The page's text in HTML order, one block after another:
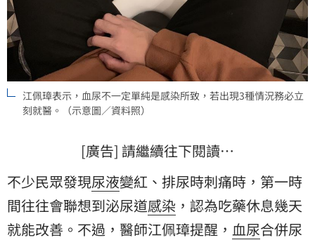
江佩璋表示，血尿不一定單純是感染所致，若出現3種情況務必立
刻就醫。（示意圖／資料照）
[廣告] 請繼續往下閱讀…
不少民眾發現尿液變紅、排尿時刺痛時，第一時
間往往會聯想到泌尿道感染 ，認為吃藥休息幾天
就能改善。不過，醫師江佩璋提醒， 血尿合併尿